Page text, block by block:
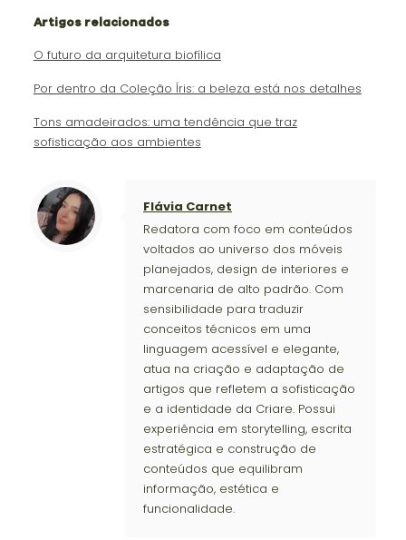
Artigos relacionados
O futuro da arquitetura biofílica
Por dentro da Coleção Íris: a beleza está nos detalhes
Tons amadeirados: uma tendência que traz
sofisticação aos ambientes
Flávia Carnet
Redatora com foco em conteúdos
voltados ao universo dos móveis
planejados, design de interiores e
marcenaria de alto padrão. Com
sensibilidade para traduzir
conceitos técnicos em uma
linguagem acessível e elegante,
atua na criação e adaptação de
artigos que refletem a sofisticação
e a identidade da Criare. Possui
experiência em storytelling, escrita
estratégica e construção de
conteúdos que equilibram
informação, estética e
funcionalidade.